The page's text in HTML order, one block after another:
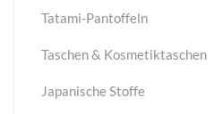
Tatami-Pantoffeln
Taschen & Kosmetiktaschen
Japanische Stoffe